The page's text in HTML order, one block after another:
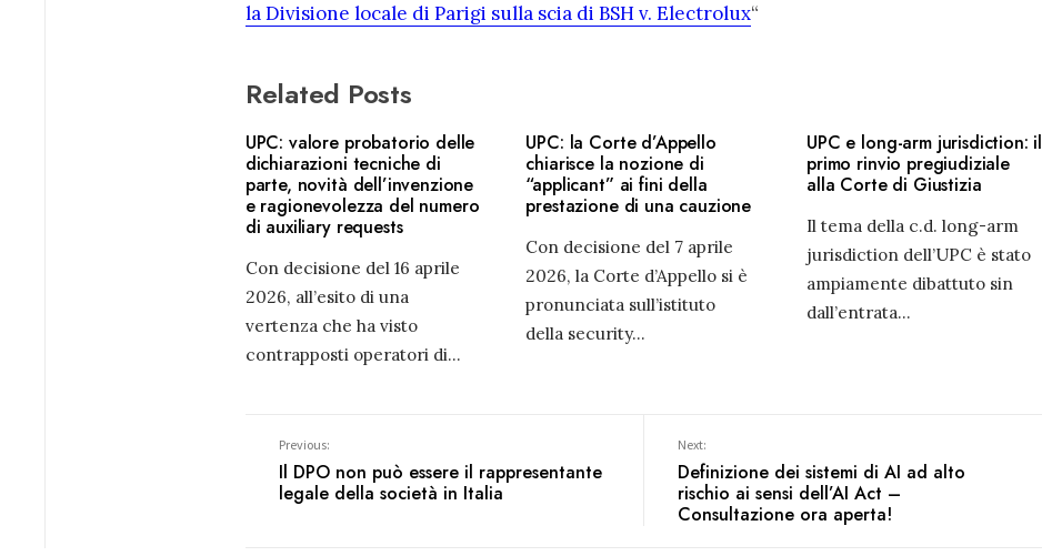
la Divisione locale di Parigi sulla scia di BSH v. Electrolux“
Related Posts
UPC: valore probatorio delle
dichiarazioni tecniche di
parte, novità dell’invenzione
e ragionevolezza del numero
di auxiliary requests
Con decisione del 16 aprile
2026, all’esito di una
vertenza che ha visto
contrapposti operatori di...
UPC: la Corte d’Appello
chiarisce la nozione di
“applicant” ai fini della
prestazione di una cauzione
Con decisione del 7 aprile
2026, la Corte d’Appello si è
pronunciata sull’istituto
della security...
UPC e long-arm jurisdiction: il
primo rinvio pregiudiziale
alla Corte di Giustizia
Il tema della c.d. long-arm
jurisdiction dell’UPC è stato
ampiamente dibattuto sin
dall’entrata...
Previous:
Il DPO non può essere il rappresentante
legale della società in Italia
Next:
Definizione dei sistemi di AI ad alto
rischio ai sensi dell’AI Act –
Consultazione ora aperta!